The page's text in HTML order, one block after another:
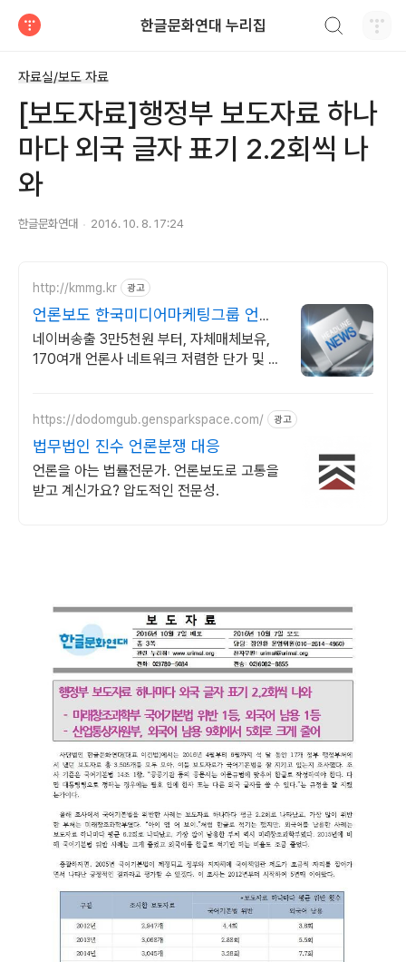
한글문화연대 누리집
자료실/보도 자료
[보도자료]행정부 보도자료 하나
마다 외국 글자 표기 2.2회씩 나
와
한글문화연대 2016. 10. 8. 17:24
http://kmmg.kr 광고
언론보도 한국미디어마케팅그룹 언론
사 직접운영
네이버송출 3만5천원 부터, 자체매체보유,
170여개 언론사 네트워크 저렴한 단가 및 충
https://dodomgub.gensparkspace.com/ 광고
법무법인 진수 언론분쟁 대응
언론을 아는 법률전문가. 언론보도로 고통을
받고 계신가요? 압도적인 전문성.